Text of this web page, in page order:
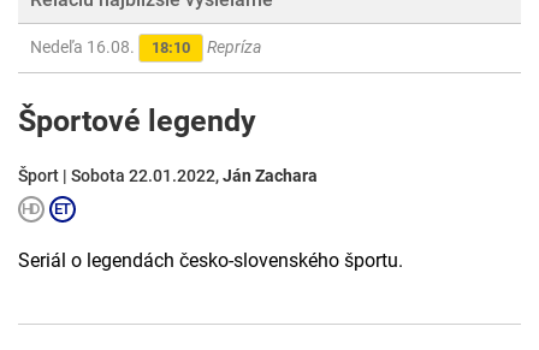
Nedeľa 16.08. 18:10 Repríza
Športové legendy
Šport | Sobota 22.01.2022,Ján Zachara
Seriál o legendách česko-slovenského športu.